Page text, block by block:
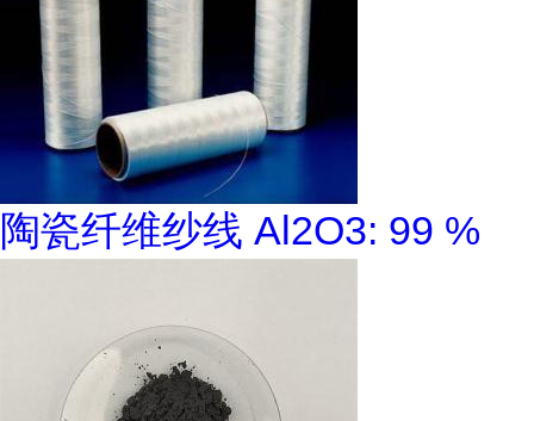
陶瓷纤维纱线 Al2O3: 99 %